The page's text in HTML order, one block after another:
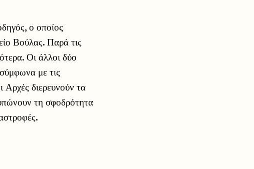
ο οποίος
Βούλας. Παρά τις
Οι άλλοι δύο
με τις
Αρχές διερευνούν τα
τη σφοδρότητα